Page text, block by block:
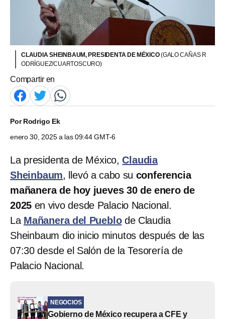
CLAUDIA SHEINBAUM, PRESIDENTA DE MÉXICO(GALO CAÑAS R
ODRÍGUEZ/CUARTOSCURO)
Compartir en
PorRodrigo Ek
enero 30, 2025 a las 09:44 GMT-6
La presidenta de México,Claudia
Sheinbaum, llevó a cabo su conferencia
mañanera de hoy jueves 30 de enero de
2025 en vivo desde Palacio Nacional.
La Mañanera del Pueblode Claudia
Sheinbaum dio inicio minutos después de las
07:30 desde el Salón de la Tesorería de
Palacio Nacional.
NEGOCIOS
Gobierno de México recupera a CFE y